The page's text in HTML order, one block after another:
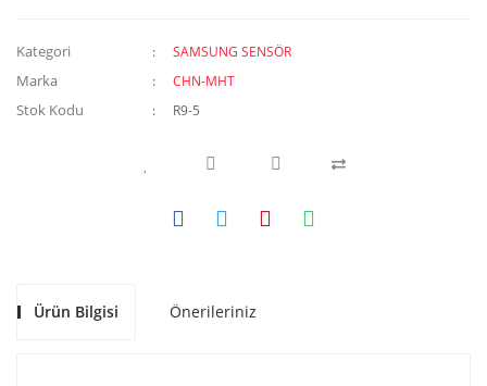
Kategori SAMSUNG SENSÖR
Marka CHN-MHT
Stok Kodu R9-5
Ürün Bilgisi Önerileriniz